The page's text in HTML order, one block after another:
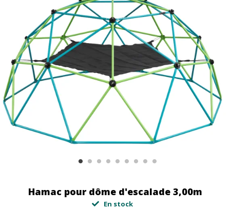
Hamac pour dôme d'escalade 3,00m
En stock